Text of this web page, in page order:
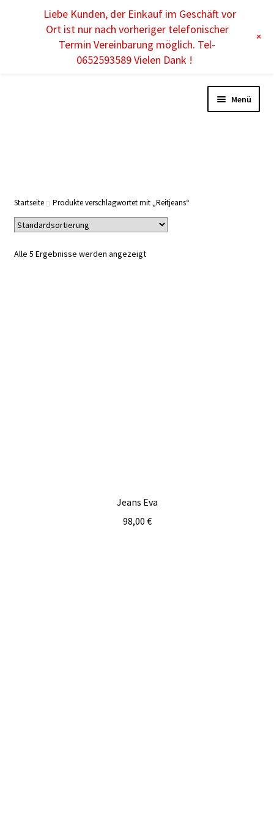
Menü
KINDER
ACCESSOIRES
Startseite Produkte verschlagwortet mit „Reitjeans“
Alle 5 Ergebnisse werden angezeigt
Jeans Eva
98,00 €
Liebe Kunden, der Einkauf im Geschäft vor
Ort ist nur nach vorheriger telefonischer
Termin Vereinbarung möglich. Tel-
0652593589 Vielen Dank !
+
DE